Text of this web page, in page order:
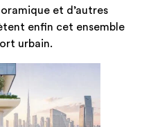
et d’autres
enfin cet ensemble
urbain.